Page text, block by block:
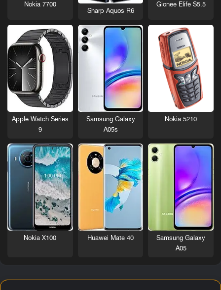
Gionee Elife S5.5
Sharp Aquos R6
Nokia 7700
Nokia 5210
Samsung Galaxy
A05s
Apple Watch Series
9
Samsung Galaxy
A05
Huawei Mate 40
Nokia X100